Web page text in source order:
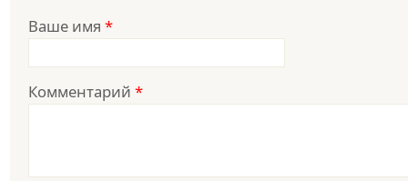
Ваше имя *
Комментарий *